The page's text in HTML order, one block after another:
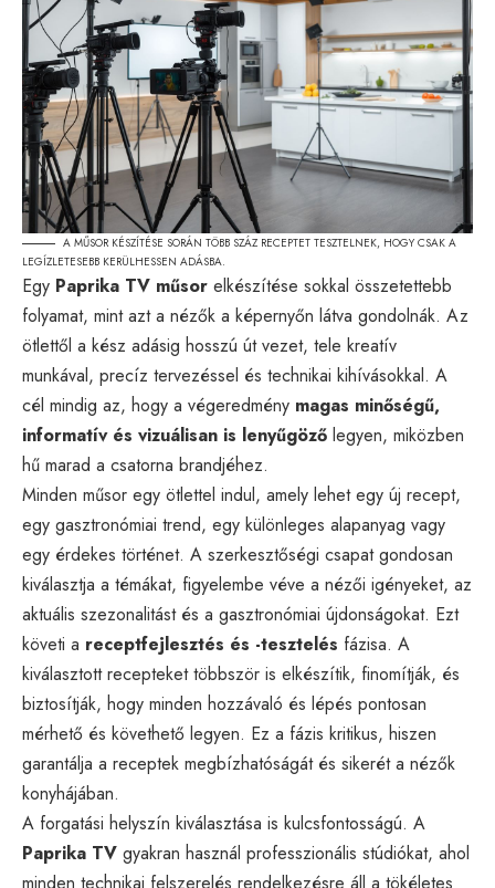
A MŰSOR KÉSZÍTÉSE SORÁN TÖBB SZÁZ RECEPTET TESZTELNEK, HOGY CSAK A
LEGÍZLETESEBB KERÜLHESSEN ADÁSBA.
Egy Paprika TV műsor elkészítése sokkal összetettebb
folyamat, mint azt a nézők a képernyőn látva gondolnák. Az
ötlettől a kész adásig hosszú út vezet, tele kreatív
munkával, precíz tervezéssel és technikai kihívásokkal. A
cél mindig az, hogy a végeredmény magas minőségű,
informatív és vizuálisan is lenyűgöző legyen, miközben
hű marad a csatorna brandjéhez.
Minden műsor egy ötlettel indul, amely lehet egy új recept,
egy gasztronómiai trend, egy különleges alapanyag vagy
egy érdekes történet. A szerkesztőségi csapat gondosan
kiválasztja a témákat, figyelembe véve a nézői igényeket, az
aktuális szezonalitást és a gasztronómiai újdonságokat. Ezt
követi a receptfejlesztés és -tesztelés fázisa. A
kiválasztott recepteket többször is elkészítik, finomítják, és
biztosítják, hogy minden hozzávaló és lépés pontosan
mérhető és követhető legyen. Ez a fázis kritikus, hiszen
garantálja a receptek megbízhatóságát és sikerét a nézők
konyhájában.
A forgatási helyszín kiválasztása is kulcsfontosságú. A
Paprika TV gyakran használ professzionális stúdiókat, ahol
minden technikai felszerelés rendelkezésre áll a tökéletes